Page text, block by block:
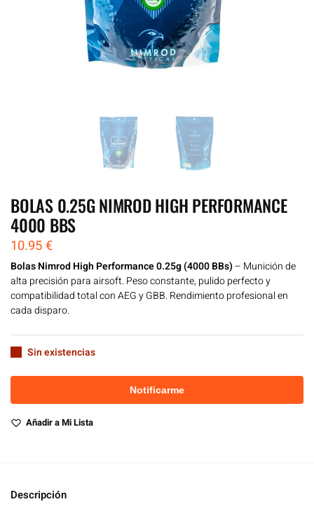
BOLAS 0.25G NIMROD HIGH PERFORMANCE
4000 BBS
10.95€
Bolas Nimrod High Performance 0.25g (4000 BBs)– Munición de
alta precisión para airsoft. Peso constante, pulido perfecto y
compatibilidad total con AEG y GBB. Rendimiento profesional en
cada disparo.
Sin existencias
Añadir a Mi Lista
Descripción